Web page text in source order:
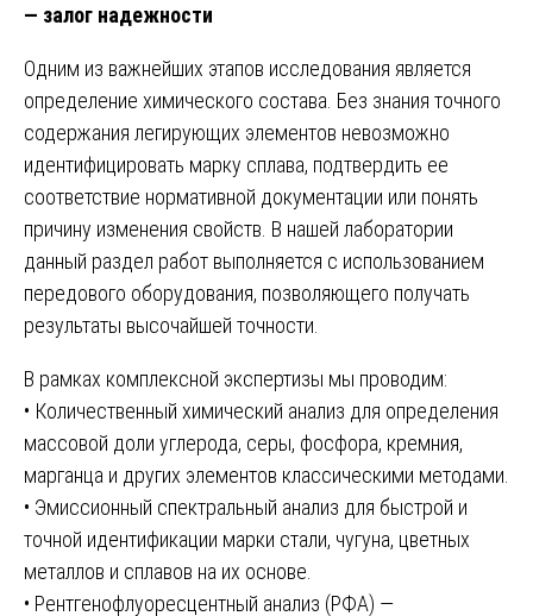
— залог надежности
Одним из важнейших этапов исследования является
определение химического состава. Без знания точного
содержания легирующих элементов невозможно
идентифицировать марку сплава, подтвердить ее
соответствие нормативной документации или понять
причину изменения свойств. В нашей лаборатории
данный раздел работ выполняется с использованием
передового оборудования, позволяющего получать
результаты высочайшей точности.
В рамках комплексной экспертизы мы проводим:
• Количественный химический анализ для определения
массовой доли углерода, серы, фосфора, кремния,
марганца и других элементов классическими методами.
• Эмиссионный спектральный анализ для быстрой и
точной идентификации марки стали, чугуна, цветных
металлов и сплавов на их основе.
• Рентгенофлуоресцентный анализ (РФА) —